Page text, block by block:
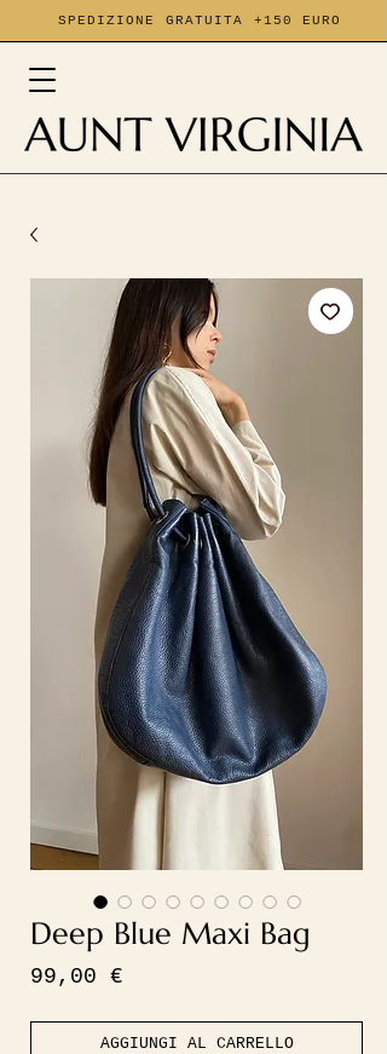
SPEDIZIONE GRATUITA +150 EURO
Deep Blue Maxi Bag
99,00 €
AGGIUNGI AL CARRELLO